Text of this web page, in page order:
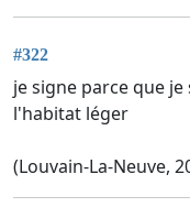
#322
je signe parce que
l'habitat léger
(Louvain-La-Neuve,